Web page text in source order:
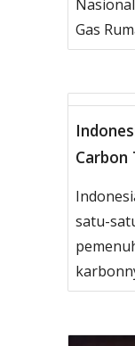
Gas
Carbon
satu-